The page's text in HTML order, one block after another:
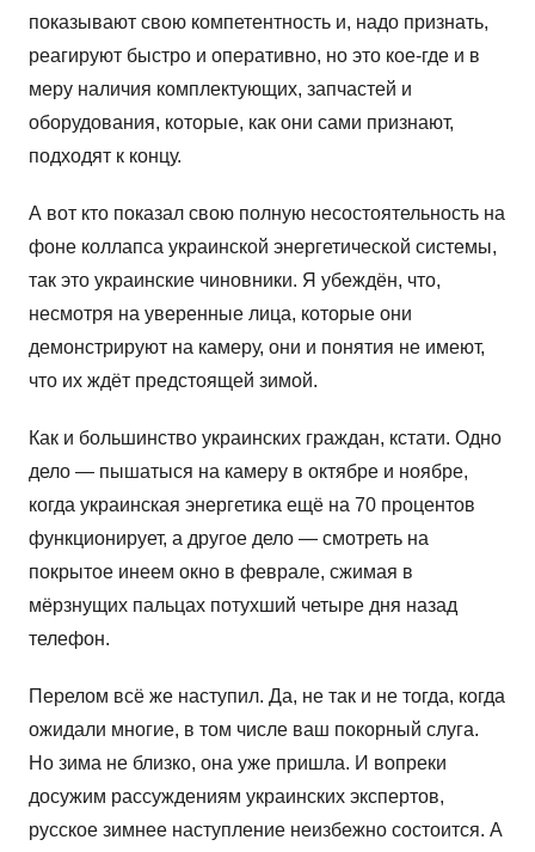
показывают свою компетентность и, надо признать,
реагируют быстро и оперативно, но это кое-где и в
меру наличия комплектующих, запчастей и
оборудования, которые, как они сами признают,
подходят к концу.
А вот кто показал свою полную несостоятельность на
фоне коллапса украинской энергетической системы,
так это украинские чиновники. Я убеждён, что,
несмотря на уверенные лица, которые они
демонстрируют на камеру, они и понятия не имеют,
что их ждёт предстоящей зимой.
Как и большинство украинских граждан, кстати. Одно
дело — пышатыся на камеру в октябре и ноябре,
когда украинская энергетика ещё на 70 процентов
функционирует, а другое дело — смотреть на
покрытое инеем окно в феврале, сжимая в
мёрзнущих пальцах потухший четыре дня назад
телефон.
Перелом всё же наступил. Да, не так и не тогда, когда
ожидали многие, в том числе ваш покорный слуга.
Но зима не близко, она уже пришла. И вопреки
досужим рассуждениям украинских экспертов,
русское зимнее наступление неизбежно состоится. А